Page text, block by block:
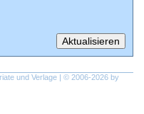
und Verlage | © 2006-2026 by